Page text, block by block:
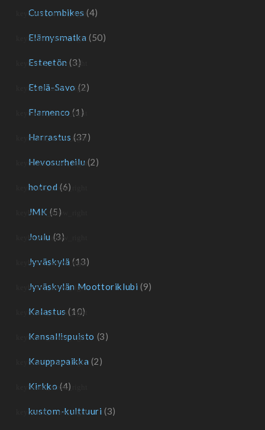
Custombikes (4)
Elämysmatka (50)
Esteetön (3)
Etelä-Savo (2)
Flamenco (1)
Harrastus (37)
Hevosurheilu (2)
hotrod (6)
JMK (5)
Joulu (3)
Jyväskylä (13)
Jyväskylän Moottoriklubi (9)
Kalastus (10)
Kansallispuisto (3)
Kauppapaikka (2)
Kirkko (4)
kustom-kulttuuri (3)